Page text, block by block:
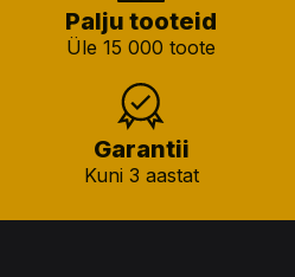
Palju tooteid
Üle 15 000 toote
Garantii
Kuni 3 aastat